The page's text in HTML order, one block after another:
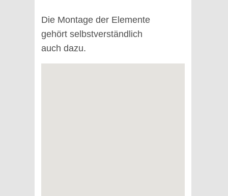
Die Montage der Elemente
gehört selbstverständlich
auch dazu.